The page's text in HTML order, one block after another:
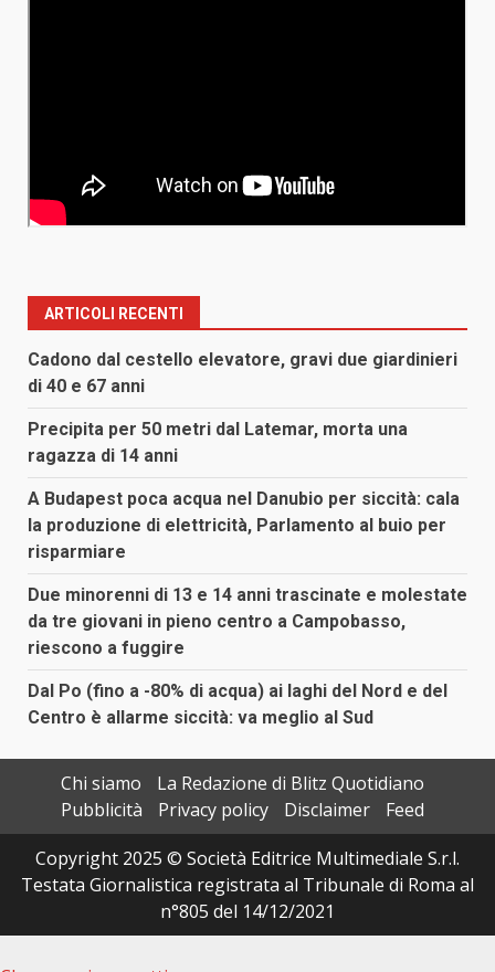
ARTICOLI RECENTI
Cadono dal cestello elevatore, gravi due giardinieri
di 40 e 67 anni
Precipita per 50 metri dal Latemar, morta una
ragazza di 14 anni
A Budapest poca acqua nel Danubio per siccità: cala
la produzione di elettricità, Parlamento al buio per
risparmiare
Due minorenni di 13 e 14 anni trascinate e molestate
da tre giovani in pieno centro a Campobasso,
riescono a fuggire
Dal Po (fino a -80% di acqua) ai laghi del Nord e del
Centro è allarme siccità: va meglio al Sud
Chi siamo
La Redazione di Blitz Quotidiano
Pubblicità
Privacy policy Disclaimer
Feed
Copyright 2025 © Società Editrice Multimediale S.r.l.
Testata Giornalistica registrata al Tribunale di Roma al
n°805 del 14/12/2021